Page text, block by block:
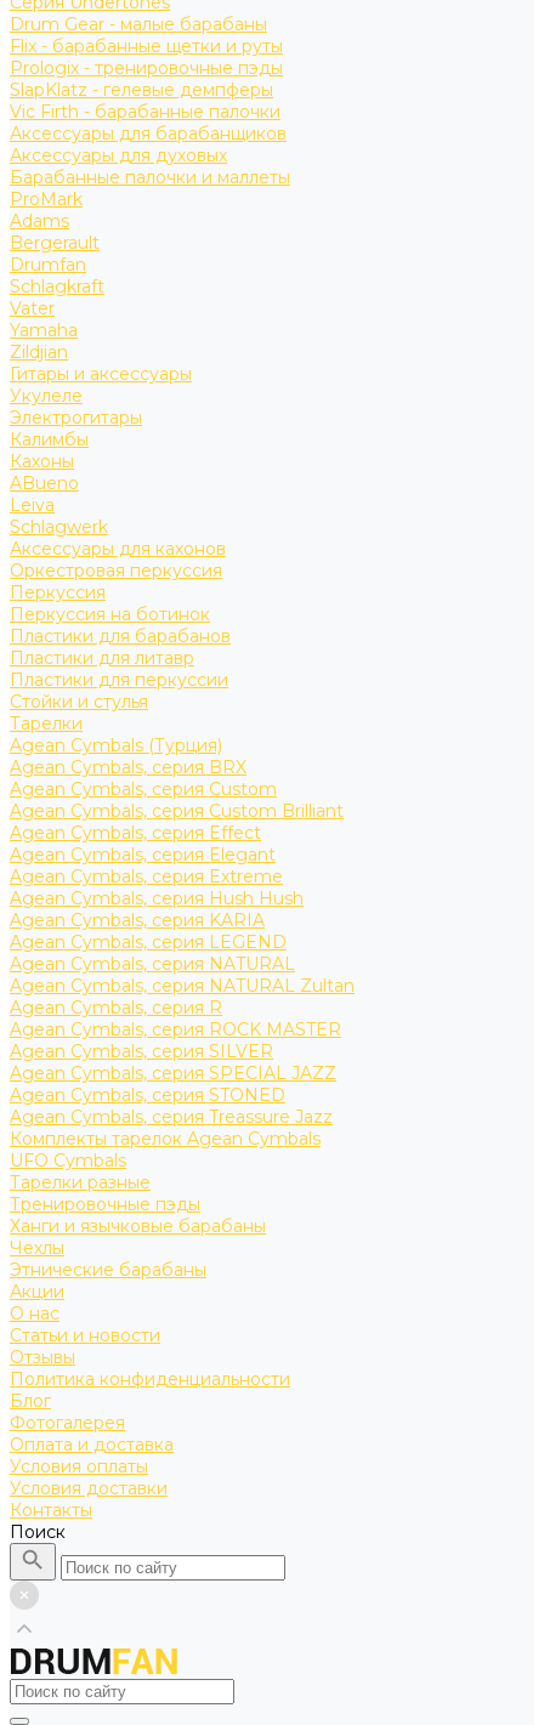
Drum Gear - малые барабаны
Flix - барабанные щетки и руты
Prologix - тренировочные пэды
SlapKlatz - гелевые демпферы
Vic Firth - барабанные палочки
Аксессуары для барабанщиков
Аксессуары для духовых
Барабанные палочки и маллеты
ProMark
Adams
Bergerault
Drumfan
Schlagkraft
Vater
Yamaha
Zildjian
Гитары и аксессуары
Укулеле
Электрогитары
Калимбы
Кахоны
ABueno
Leiva
Schlagwerk
Аксессуары для кахонов
Оркестровая перкуссия
Перкуссия
Перкуссия на ботинок
Пластики для барабанов
Пластики для литавр
Пластики для перкуссии
Стойки и стулья
Тарелки
Agean Cymbals (Турция)
Agean Cymbals, серия BRX
Agean Cymbals, серия Custom
Agean Cymbals, серия Custom Brilliant
Agean Cymbals, серия Effect
Agean Cymbals, серия Elegant
Agean Cymbals, серия Extreme
Agean Cymbals, серия Hush Hush
Agean Cymbals, серия KARIA
Agean Cymbals, серия LEGEND
Agean Cymbals, серия NATURAL
Agean Cymbals, серия NATURAL Zultan
Agean Cymbals, серия R
Agean Cymbals, серия ROCK MASTER
Agean Cymbals, серия SILVER
Agean Cymbals, серия SPECIAL JAZZ
Agean Cymbals, серия STONED
Agean Cymbals, серия Treassure Jazz
Комплекты тарелок Agean Cymbals
UFO Cymbals
Тарелки разные
Тренировочные пэды
Ханги и язычковые барабаны
Чехлы
Этнические барабаны
Акции
О нас
Статьи и новости
Отзывы
Политика конфиденциальности
Блог
Фотогалерея
Оплата и доставка
Условия оплаты
Условия доставки
Контакты
Поиск